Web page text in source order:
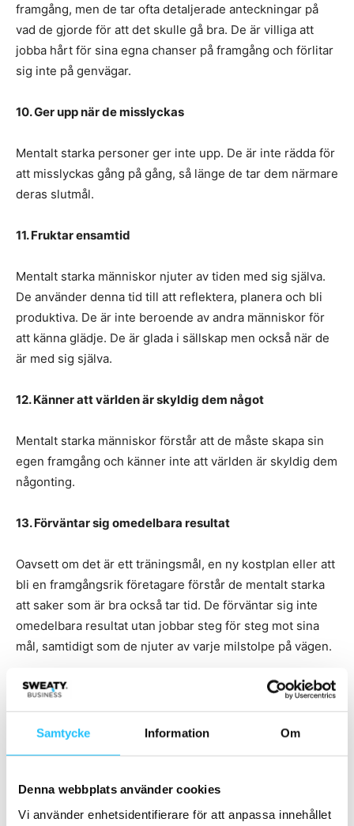
Samtycke Information Om
Denna webbplats använder cookies
Vi använder enhetsidentifierare för att anpassa innehållet
framgång, men de tar ofta detaljerade anteckningar på
vad de gjorde för att det skulle gå bra. De är villiga att
jobba hårt för sina egna chanser på framgång och förlitar
sig inte på genvägar.
10. Ger upp när de misslyckas
Mentalt starka personer ger inte upp. De är inte rädda för
att misslyckas gång på gång, så länge de tar dem närmare
deras slutmål.
11. Fruktar ensamtid
Mentalt starka människor njuter av tiden med sig själva.
De använder denna tid till att reflektera, planera och bli
produktiva. De är inte beroende av andra människor för
att känna glädje. De är glada i sällskap men också när de
är med sig själva.
12. Känner att världen är skyldig dem något
Mentalt starka människor förstår att de måste skapa sin
egen framgång och känner inte att världen är skyldig dem
någonting.
13. Förväntar sig omedelbara resultat
Oavsett om det är ett träningsmål, en ny kostplan eller att
bli en framgångsrik företagare förstår de mentalt starka
att saker som är bra också tar tid. De förväntar sig inte
omedelbara resultat utan jobbar steg för steg mot sina
mål, samtidigt som de njuter av varje milstolpe på vägen.
Källa:Forbes